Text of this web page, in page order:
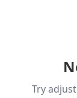
Try